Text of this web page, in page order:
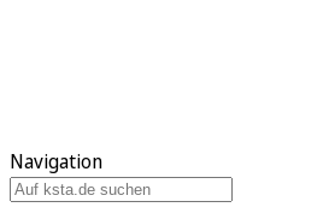
Navigation